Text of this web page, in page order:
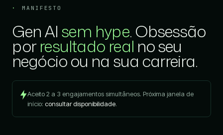
MANIFESTO
Gen AI sem hype. Obsessão
porresultado real no seu
negócio ou na sua carreira.
Aceito 2 a 3 engajamentos simultâneos. Próxima janela de
início: consultar disponibilidade.